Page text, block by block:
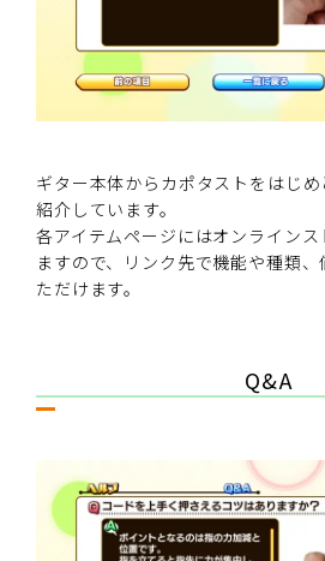
ギター本体からカポタストをはじ
紹介しています。
各アイテムページにはオンライン
ますので、リンク先で機能や種類
ただけます。
Q&A